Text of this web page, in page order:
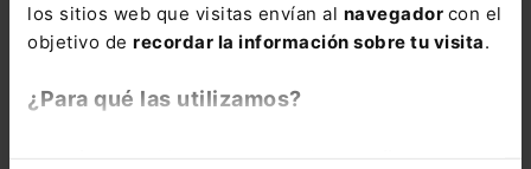
los sitios web que visitas envían al navegador con el
objetivo de recordar la información sobre tu visita.
¿Para qué las utilizamos?
Despido de empleado de hotel por criticar a su
Por: ElDerecho.com